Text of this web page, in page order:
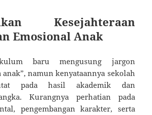
Kesejahteraan
Emosional Anak
baru mengusung jargon
anak”, namun kenyataannya sekolah
pada hasil akademik dan
Kurangnya perhatian pada
pengembangan karakter, serta